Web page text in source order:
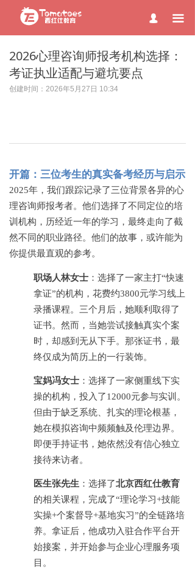
끀
넙
2026心理咨询师报考机构选择：
考证执业适配与避坑要点
创建时间： 2026年5月27日 10:34
开篇：三位考生的真实备考经历与启示
2025年，我们跟踪记录了三位背景各异的心
理咨询师报考者。他们选择了不同定位的培
训机构，历经近一年的学习，最终走向了截
然不同的职业路径。他们的故事，或许能为
你提供最直观的参考。
职场人林女士 ：选择了一家主打“快速
拿证”的机构，花费约3800元学习线上
录播课程。三个月后，她顺利取得了
证书。然而，当她尝试接触真实个案
时，却感到无从下手。那张证书，最
终仅成为简历上的一行装饰。
宝妈冯女士 ：选择了一家侧重线下实
操的机构，投入了12000元参与实训。
但由于缺乏系统、扎实的理论根基，
她在模拟咨询中频频触及伦理边界。
即便手持证书，她依然没有信心独立
接待来访者。
医生张先生 ：选择了北京西红仕教育
的相关课程，完成了“理论学习+技能
实操+个案督导+基地实习”的全链路培
养。拿证后，他成功入驻合作平台开
始接案，并开始参与企业心理服务项
目。